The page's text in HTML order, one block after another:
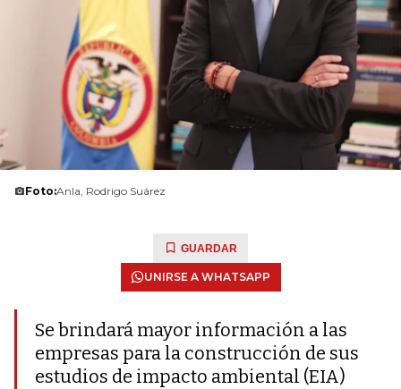
Foto:Anla, Rodrigo Suárez
GUARDAR
UNIRSE A WHATSAPP
Se brindará mayor información a las
empresas para la construcción de sus
estudios de impacto ambiental (EIA)